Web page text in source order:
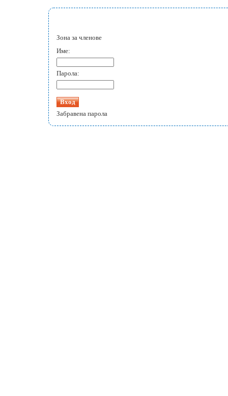
Зона за членове
Име:
Парола:
Забравена парола